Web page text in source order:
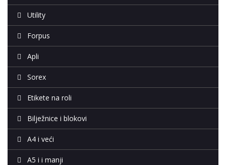
Utility
Forpus
Apli
Sorex
Etikete na roli
Bilježnice i blokovi
A4 i veći
A5 i i manji